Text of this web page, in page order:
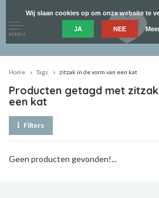
MENU
Home Tags zitzak in de vorm van een kat
Producten getagd met
een kat
Filters
Geen producten gevonden!...
Wij slaan cookies op om onze website te
JA NEE